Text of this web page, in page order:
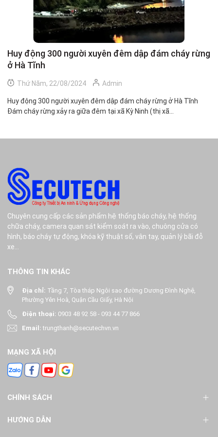
Huy động 300 người xuyên đêm dập đám cháy rừng
ở Hà Tĩnh
Thứ Năm, 22/08/2024 Admin
Huy động 300 người xuyên đêm dập đám cháy rừng ở Hà Tĩnh
Đám cháy rừng xảy ra giữa đêm tại xã Kỳ Ninh (thị xã...
Chuyên cung cấp các sản phẩm hệ thống báo cháy, hệ thống
chữa cháy, camera quan sát kiểm soát ra vào, chuông cửa có
hình, báo cháy tự động, khóa kỹ thuật số, vân tay, quản lý bãi đỗ
xe...
THÔNG TIN KHÁC
Địa chỉ: Tầng 7, Tòa tháp Ngôi sao đường Dương Đình Nghệ,
Phường Yên Hoà, Quận Cầu Giấy, Hà Nội
Điện thoại: 0903 48 92 58 - 093 44 77 866
Email:trungthanh@secutechvn.vn
MẠNG XÃ HỘI
CHÍNH SÁCH
HƯỚNG DẪN